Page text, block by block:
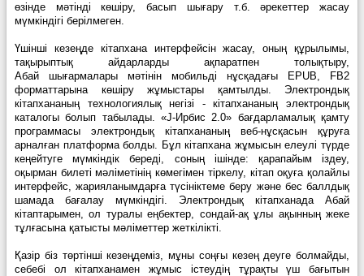
өзінде мәтінді көшіру, басып шығару т.б. әрекеттер жасау
мүмкіндігі берілмеген.
Үшінші кезеңде кітапхана интерфейсін жасау, оның құрылымы,
тақырыптық айдарларды ақпаратпен толықтыру,
Абай
шығармалары мәтінін мобильді нұсқадағы EPUB, FB2
форматтарына көшіру жұмыстары қамтылды. Электрондық
кітапхананың технологиялық негізі - кітапхананың электрондық
каталогы болып табылады. «J-Ирбис 2.0» бағдарламалық қамту
программасы электрондық кітапхананың веб-нұсқасын құруға
арналған платформа болды. Бұл кітапхана жұмысын елеулі түрде
кеңейтуге мүмкіндік береді, соның ішінде: қарапайым іздеу,
оқырман билеті мәліметінің көмегімен тіркелу, кітап оқуға қолайлы
интерфейс, жарияланымдарға түсініктеме беру және бес баллдық
шамада бағалау мүмкіндігі. Электрондық кітапханада Абай
кітаптарымен, ол туралы еңбектер, сондай-ақ ұлы ақынның жеке
тұлғасына қатысты мәліметтер жеткілікті.
Қазір біз төртінші кезеңдеміз, мұны соңғы кезең деуге болмайды,
себебі ол кітапханамен жұмыс істеудің тұрақты үш бағытын